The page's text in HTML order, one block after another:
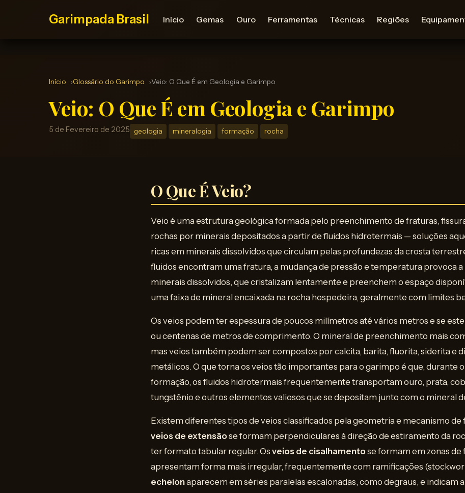
Garimpada Brasil Início Gemas Ouro Ferramentas Técnicas Regiões
Início Glossário do Garimpo Veio: O Que É em Geologia e Garimpo
Veio: O Que É em Geologia e Garimpo
5 de Fevereiro de 2025 geologia mineralogia formação rocha
O Que É Veio?
Veio é uma estrutura geológica formada pelo preenchimento de fraturas,
rochas por minerais depositados a partir de fluidos hidrotermais — soluções
ricas em minerais dissolvidos que circulam pelas profundezas da crosta
fluidos encontram uma fratura, a mudança de pressão e temperatura provoca
minerais dissolvidos, que cristalizam lentamente e preenchem o espaço
uma faixa de mineral encaixada na rocha hospedeira, geralmente com limites
Os veios podem ter espessura de poucos milímetros até vários metros e se
ou centenas de metros de comprimento. O mineral de preenchimento mais
mas veios também podem ser compostos por calcita, barita, fluorita, siderita e
metálicos. O que torna os veios tão importantes para o garimpo é que, durante
formação, os fluidos hidrotermais frequentemente transportam ouro, prata,
tungstênio e outros elementos valiosos que se depositam junto com o mineral
Existem diferentes tipos de veios classificados pela geometria e mecanismo de
veios de extensãose formam perpendiculares à direção de estiramento da
ter formato tabular regular. Os veios de cisalhamentose formam em zonas de
apresentam forma mais irregular, frequentemente com ramificações
echelonaparecem em séries paralelas escalonadas, como degraus, e indicam